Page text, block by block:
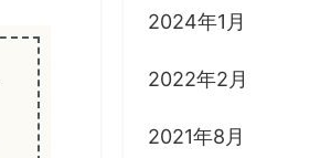
2024年1月
2022年2月
2021年8月